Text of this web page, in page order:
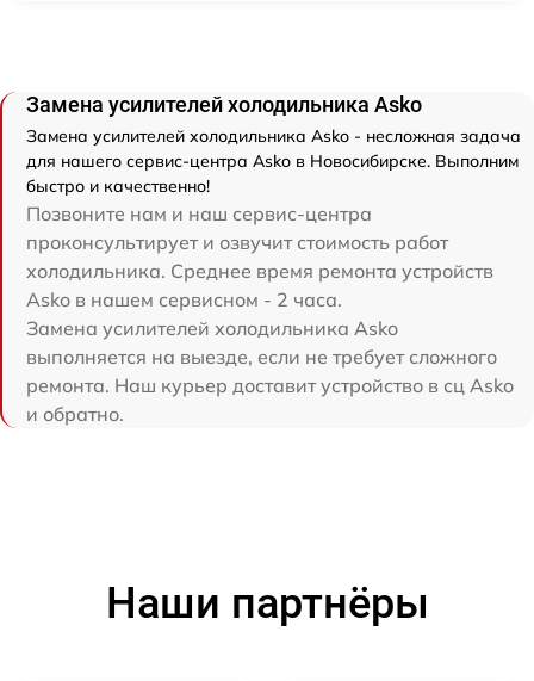
Замена усилителей холодильника Asko
Замена усилителей холодильника Asko - несложная задача
для нашего сервис-центра Asko в Новосибирске. Выполним
быстро и качественно!
Позвоните нам и наш сервис-центра
проконсультирует и озвучит стоимость работ
холодильника. Среднее время ремонта устройств
Asko в нашем сервисном - 2 часа.
Замена усилителей холодильника Asko
выполняется на выезде, если не требует сложного
ремонта. Наш курьер доставит устройство в сц Asko
и обратно.
Наши партнёры